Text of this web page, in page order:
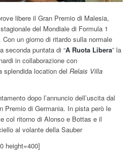
libere il Gran Premio di Malesia,
del Mondiale di Formula 1
un giorno di ritardo sulla normale
seconda puntata di “A Ruota Libera” la
in collaborazione con
splendida location del Relais Villa
dopo l’annuncio dell’uscita dal
Premio di Germania. In pista però le
col ritorno di Alonso e Bottas e il
al volante della Sauber
height=400]